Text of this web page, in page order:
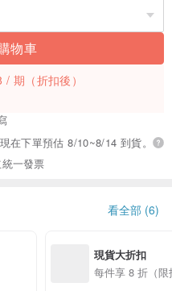
物車
/ 期 （折扣後）
在下單預估 8/10~8/14 到貨。
一發票
看全部 (6)
現貨大折扣
每件享 8 折（